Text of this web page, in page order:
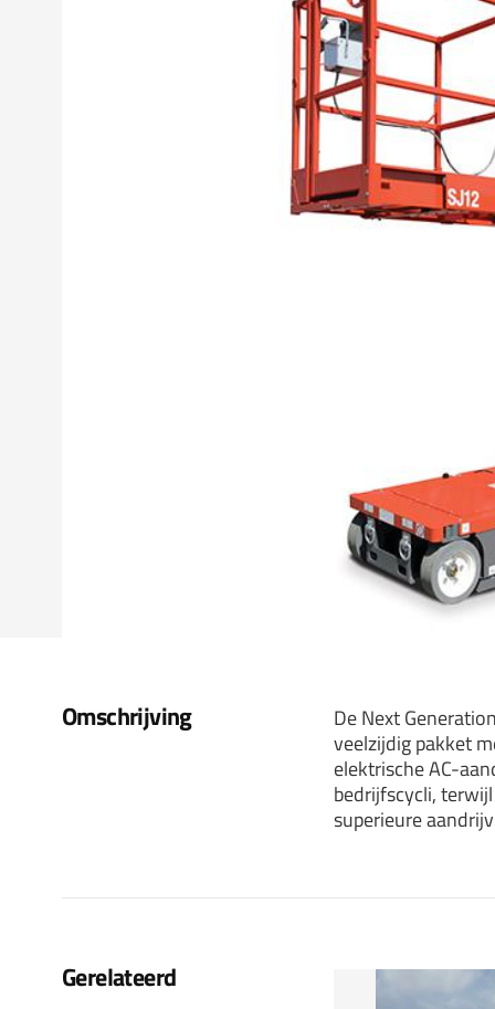
Omschrijving
De Next
veelzijdig pakket
elektrische AC-
bedrijfscycli,
superieure
Gerelateerd